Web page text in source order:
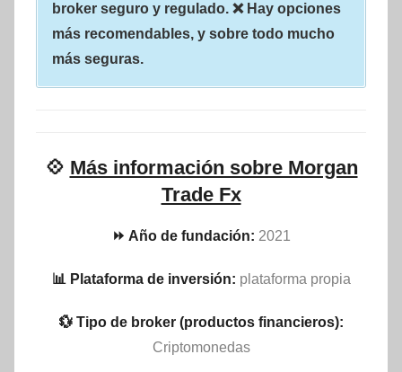
broker seguro y regulado. ❌ Hay opciones
más recomendables, y sobre todo mucho
más seguras.
💠 Más información sobre Morgan
Trade Fx
⏩ Año de fundación: 2021
📊 Plataforma de inversión: plataforma propia
💱 Tipo de broker (productos financieros):
Criptomonedas